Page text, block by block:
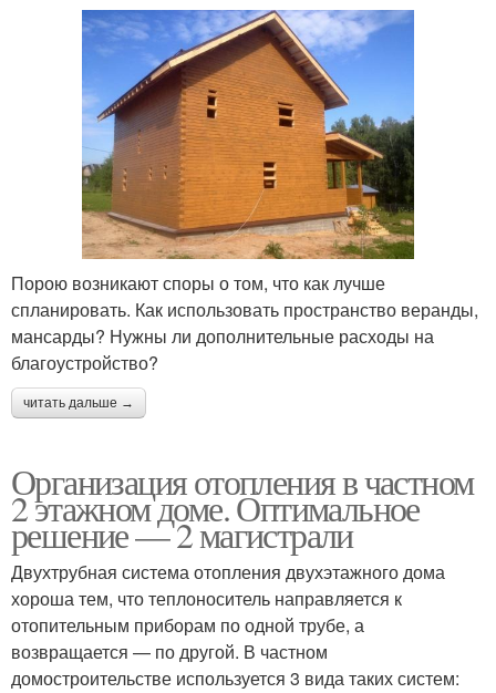
Порою возникают споры о том, что как лучше
спланировать. Как использовать пространство веранды,
мансарды? Нужны ли дополнительные расходы на
благоустройство?
читать дальше →
Организация отопления в частном
2 этажном доме. Оптимальное
решение — 2 магистрали
Двухтрубная система отопления двухэтажного дома
хороша тем, что теплоноситель направляется к
отопительным приборам по одной трубе, а
возвращается — по другой. В частном
домостроительстве используется 3 вида таких систем: